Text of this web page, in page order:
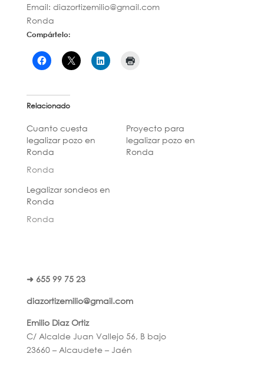
Email: diazortizemilio@gmail.com
Ronda
Compártelo:
Relacionado
Cuanto cuesta
legalizar pozo en
Ronda
Ronda
Proyecto para
legalizar pozo en
Ronda
Legalizar sondeos en
Ronda
Ronda
➜ 655 99 75 23
diazortizemilio@gmail.com
Emilio Diaz Ortiz
C/ Alcalde Juan Vallejo 56, B bajo
23660 – Alcaudete – Jaén